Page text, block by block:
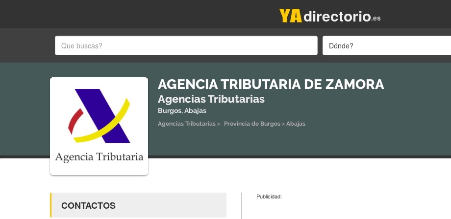
.es
directorio
Dónde?
AGENCIA TRIBUTARIA DE ZAMORA
Agencias Tributarias
Burgos, Abajas
Agencias Tributarias > Provincia de Burgos > Abajas
CONTACTOS
Publicidad: